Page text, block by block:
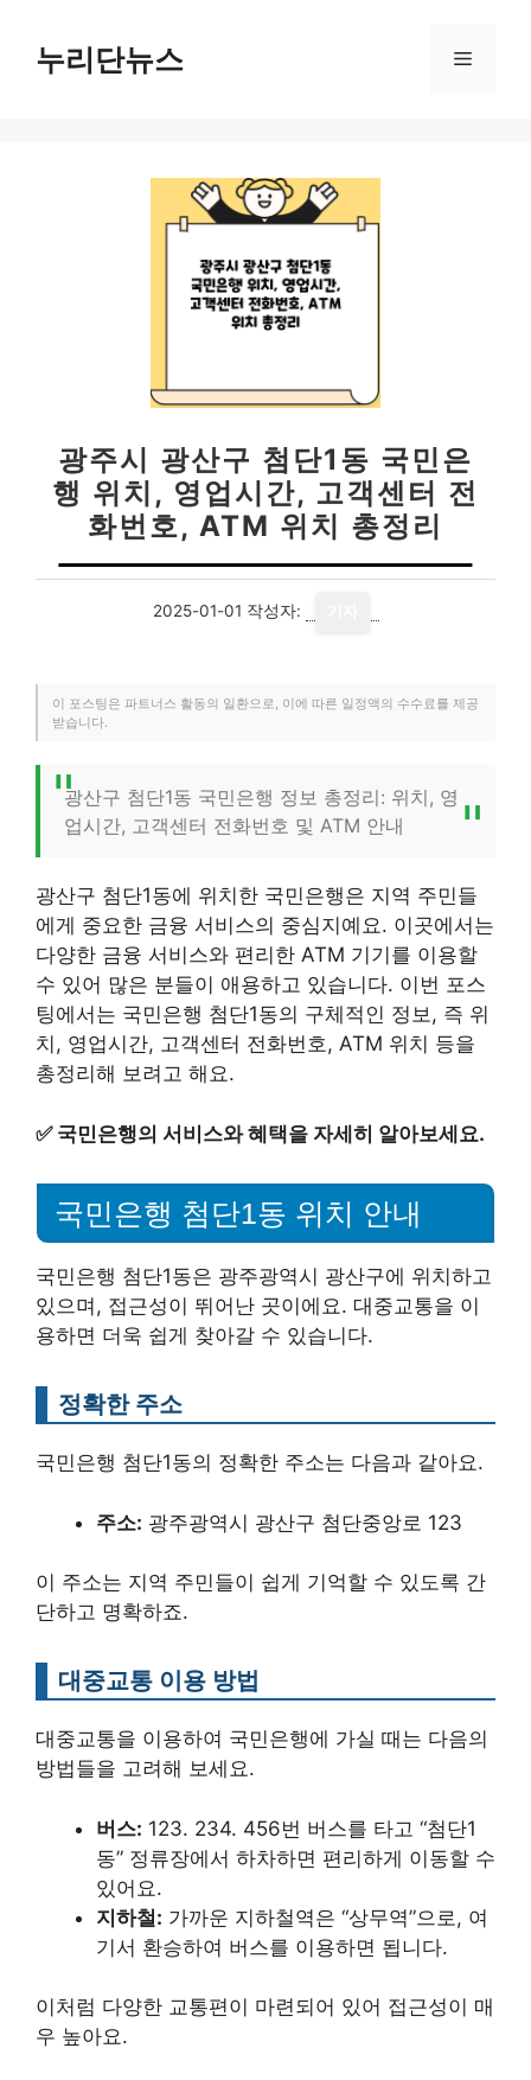
누리단뉴스 메
광주시 광산구 첨단1동 국민은
행 위치, 영업시간, 고객센터 전
화번호, ATM 위치 총정리
2025-01-01 작성자:
이 포스팅은 파트너스 활동의 일환으로, 이에 따른 일정액의 수수료를 제공
받습니다.
광산구 첨단1동 국민은행 정보 총정리: 위치, 영
업시간, 고객센터 전화번호 및 ATM 안내
광산구 첨단1동에 위치한 국민은행은 지역 주민들
에게 중요한 금융 서비스의 중심지예요. 이곳에서는
다양한 금융 서비스와 편리한 ATM 기기를 이용할
수 있어 많은 분들이 애용하고 있습니다. 이번 포스
팅에서는 국민은행 첨단1동의 구체적인 정보, 즉 위
치, 영업시간, 고객센터 전화번호, ATM 위치 등을
총정리해 보려고 해요.
✅ 국민은행의 서비스와 혜택을 자세히 알아보세요.
국민은행 첨단1동 위치 안내
국민은행 첨단1동은 광주광역시 광산구에 위치하고
있으며, 접근성이 뛰어난 곳이에요. 대중교통을 이
용하면 더욱 쉽게 찾아갈 수 있습니다.
정확한 주소
국민은행 첨단1동의 정확한 주소는 다음과 같아요.
주소: 광주광역시 광산구 첨단중앙로 123
이 주소는 지역 주민들이 쉽게 기억할 수 있도록 간
단하고 명확하죠.
대중교통 이용 방법
대중교통을 이용하여 국민은행에 가실 때는 다음의
방법들을 고려해 보세요.
버스: 123. 234. 456번 버스를 타고 “첨단1
동” 정류장에서 하차하면 편리하게 이동할 수
있어요.
지하철: 가까운 지하철역은 “상무역”으로, 여
기서 환승하여 버스를 이용하면 됩니다.
이처럼 다양한 교통편이 마련되어 있어 접근성이 매
우 높아요.